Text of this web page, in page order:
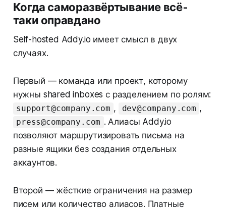
Когда саморазвёртывание всё-
таки оправдано
Self-hosted Addy.io имеет смысл в двух
случаях.
Первый — команда или проект, которому
нужны shared inboxes с разделением по ролям:
support@company.com , dev@company.com ,
press@company.com . Алиасы Addy.io
позволяют маршрутизировать письма на
разные ящики без создания отдельных
аккаунтов.
Второй — жёсткие ограничения на размер
писем или количество алиасов. Платные